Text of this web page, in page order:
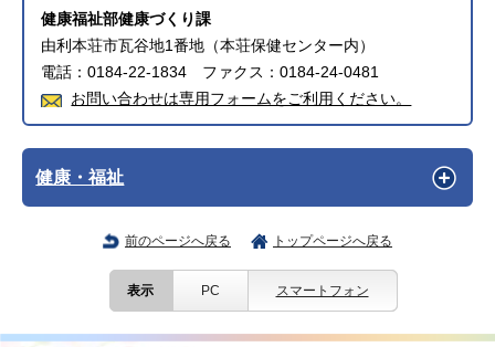
健康福祉部健康づくり課
由利本荘市瓦谷地1番地（本荘保健センター内）
電話：0184-22-1834 ファクス：0184-24-0481
お問い合わせは専用フォームをご利用ください。
健康・福祉
前のページへ戻る トップページへ戻る
表示 PC スマートフォン